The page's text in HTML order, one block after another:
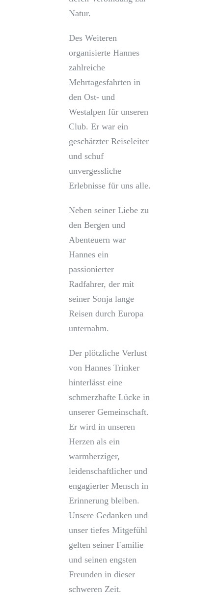
Natur.
Des Weiteren
organisierte Hannes
zahlreiche
Mehrtagesfahrten in
den Ost- und
Westalpen für unseren
Club. Er war ein
geschätzter Reiseleiter
und schuf
unvergessliche
Erlebnisse für uns alle.
Neben seiner Liebe zu
den Bergen und
Abenteuern war
Hannes ein
passionierter
Radfahrer, der mit
seiner Sonja lange
Reisen durch Europa
unternahm.
Der plötzliche Verlust
von Hannes Trinker
hinterlässt eine
schmerzhafte Lücke in
unserer Gemeinschaft.
Er wird in unseren
Herzen als ein
warmherziger,
leidenschaftlicher und
engagierter Mensch in
Erinnerung bleiben.
Unsere Gedanken und
unser tiefes Mitgefühl
gelten seiner Familie
und seinen engsten
Freunden in dieser
schweren Zeit.